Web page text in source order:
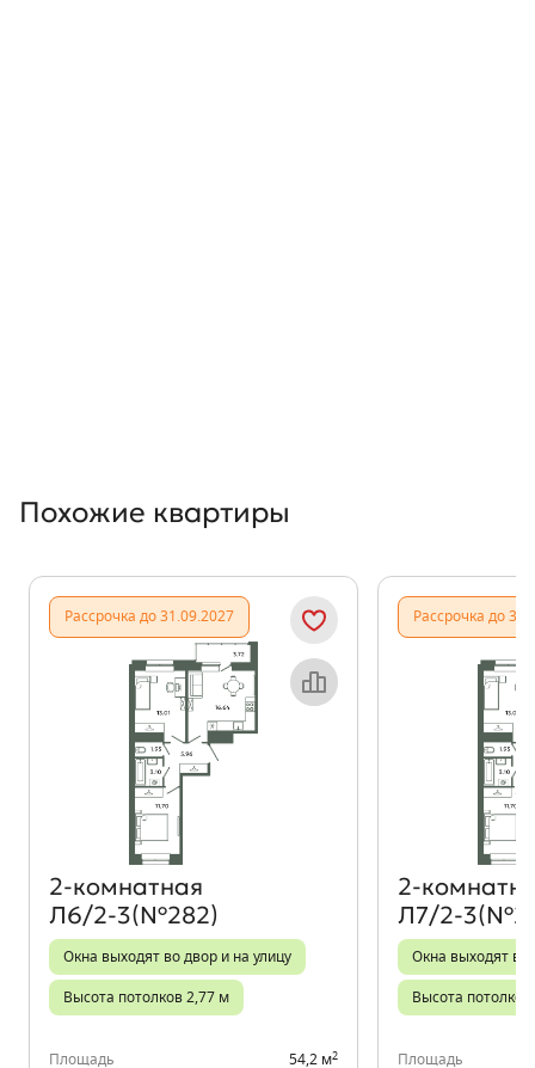
Похожие квартиры
Рассрочка до 31.09.2027
Объект месяца
2‑комнатная
Л6/2-3(№282)
Окна выходят во двор и на улицу
Высота потолков 2,77 м
Площадь 54,2 м2
Рассрочка до
Л7/2-
Окна выходят во
Высота
Площадь